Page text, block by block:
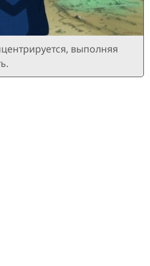
выполняя